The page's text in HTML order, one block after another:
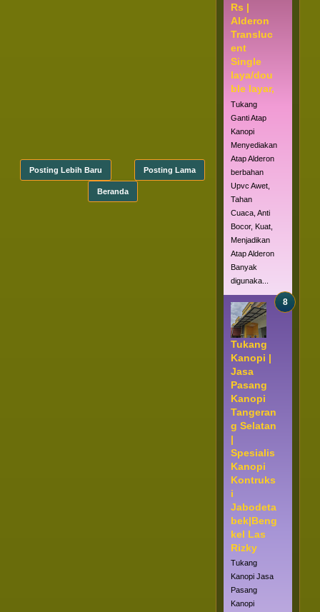
Posting Lebih Baru Posting Lama
Beranda
Rs |
Alderon
Transluc
ent
Single
laya/dou
ble layar,
Tukang
Ganti Atap
Kanopi
Menyediakan
Atap Alderon
berbahan
Upvc Awet,
Tahan
Cuaca, Anti
Bocor, Kuat,
Menjadikan
Atap Alderon
Banyak
digunaka...
Tukang
Kanopi |
Jasa
Pasang
Kanopi
Tangeran
g Selatan
|
Spesialis
Kanopi
Kontruks
i
Jabodeta
bek|Beng
kel Las
Rizky
Tukang
Kanopi Jasa
Pasang
Kanopi